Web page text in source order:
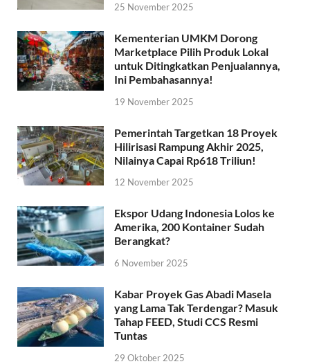
25 November 2025
Kementerian UMKM Dorong
Marketplace Pilih Produk Lokal
untuk Ditingkatkan Penjualannya,
Ini Pembahasannya!
19 November 2025
Pemerintah Targetkan 18 Proyek
Hilirisasi Rampung Akhir 2025,
Nilainya Capai Rp618 Triliun!
12 November 2025
Ekspor Udang Indonesia Lolos ke
Amerika, 200 Kontainer Sudah
Berangkat?
6 November 2025
Kabar Proyek Gas Abadi Masela
yang Lama Tak Terdengar? Masuk
Tahap FEED, Studi CCS Resmi
Tuntas
29 Oktober 2025